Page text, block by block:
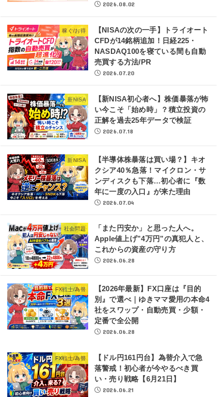
2026.08.02
稼ぐ/お得
【NISAの次の一手】トライオート
CFDが14銘柄追加！日経225・
NASDAQ100を寝ている間も自動
売買する方法/PR
2026.07.20
新NISA
【新NISA初心者へ】株価暴落が怖
い今こそ「始め時」？積立投資の
正解を過去25年データで検証
2026.07.18
新NISA
【半導体株暴落は買い場？】キオ
クシア40％急落！マイクロン・サ
ンディスクも下落…初心者に『数
年に一度の入口』が来た理由
2026.07.04
社会問題
「また円安か」と思った人へ。
Apple値上げ”4万円”の真犯人と、
これからの資産の守り方
2026.06.28
FX戦士/為替
【2026年最新】FX口座は『目的
別』で選べ｜ゆきママ愛用の本命4
社をスワップ・自動売買・少額・
定番で全公開
2026.06.28
FX戦士/為替
【ドル円161円台】為替介入で急
落警戒！初心者が今やるべき買
い・売り戦略【6月21日】
2026.06.21